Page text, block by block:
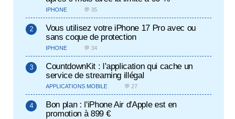
IPHONE 💬 35
Vous utilisez votre iPhone 17 Pro avec ou
sans coque de protection
IPHONE 💬 34
CountdownKit : l’application qui cache un
service de streaming illégal
APPLICATIONS MOBILE 💬 27
Bon plan : l'iPhone Air d'Apple est en
promotion à 899 €